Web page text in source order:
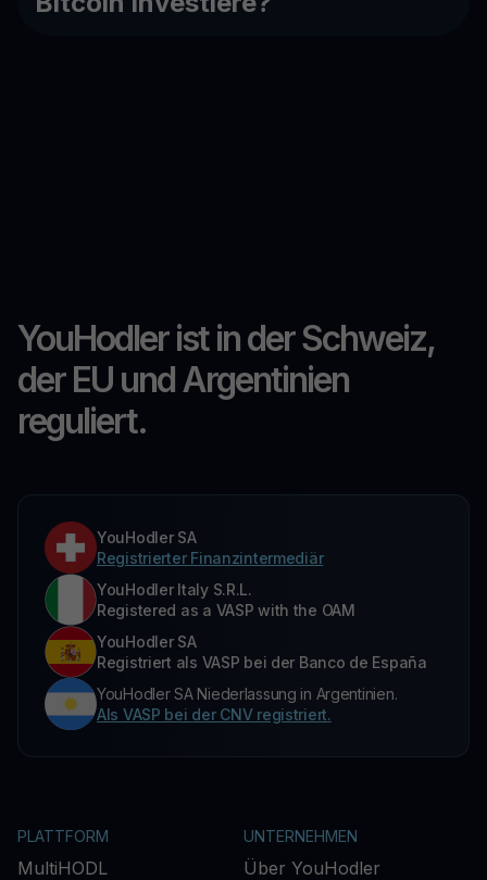
YouHodler ist in der Schweiz,
der EU und Argentinien
reguliert.
YouHodler SA
Registrierter Finanzintermediär
YouHodler Italy S.R.L.
Registered as a VASP with the OAM
YouHodler SA
Registriert als VASP bei der Banco de España
YouHodler SA Niederlassung in Argentinien.
Als VASP bei der CNV registriert.
PLATTFORM
MultiHODL
UNTERNEHMEN
Über YouHodler